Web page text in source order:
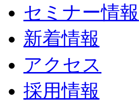
セミナー情報
新着情報
アクセス
採用情報